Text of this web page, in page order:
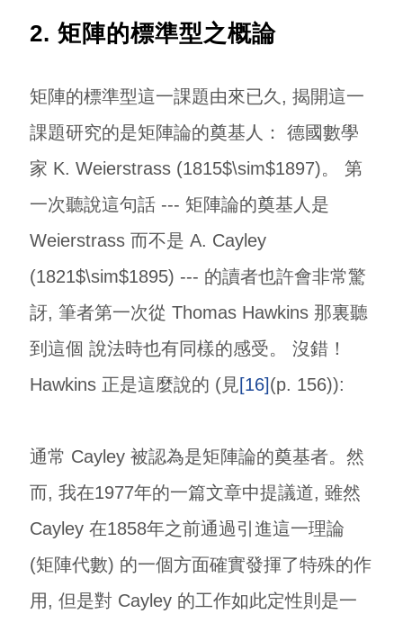
2. 矩陣的標準型之概論
矩陣的標準型這一課題由來已久, 揭開這一
課題研究的是矩陣論的奠基人： 德國數學
家 K. Weierstrass (1815$\sim$1897)。 第
一次聽說這句話 --- 矩陣論的奠基人是
Weierstrass 而不是 A. Cayley
(1821$\sim$1895) --- 的讀者也許會非常驚
訝, 筆者第一次從 Thomas Hawkins 那裏聽
到這個 說法時也有同樣的感受。 沒錯！
Hawkins 正是這麼說的 (見[16](p. 156)):
通常 Cayley 被認為是矩陣論的奠基者。然
而, 我在1977年的一篇文章中提議道, 雖然
Cayley 在1858年之前通過引進這一理論
(矩陣代數) 的一個方面確實發揮了特殊的作
用, 但是對 Cayley 的工作如此定性則是一